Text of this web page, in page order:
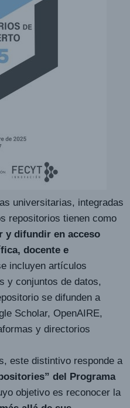
universitarias, integradas
repositorios tienen como
y difundir en acceso
docente e
incluyen artículos
y conjuntos de datos,
se difunden a
Scholar, OpenAIRE,
y directorios
este distintivo responde a
del Programa
objetivo es reconocer la